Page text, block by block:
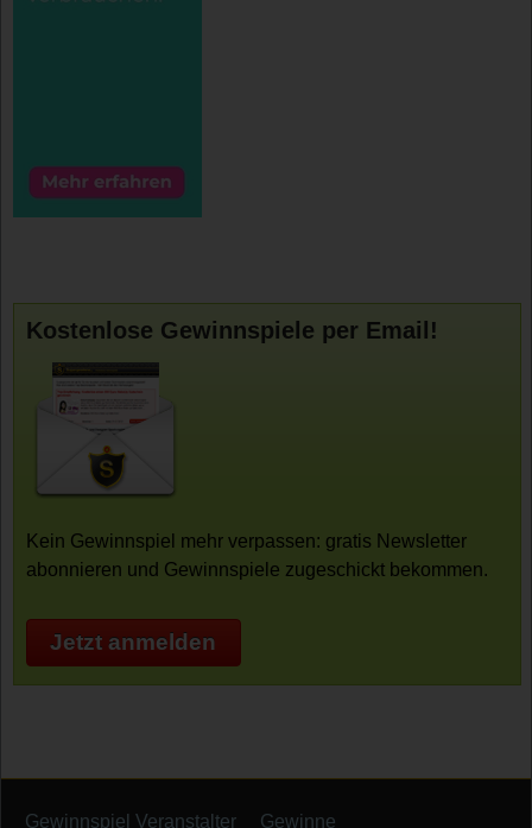
Kostenlose Gewinnspiele per Email!
Kein Gewinnspiel mehr verpassen: gratis Newsletter
abonnieren und Gewinnspiele zugeschickt bekommen.
Jetzt anmelden
Gewinnspiel Veranstalter Gewinne